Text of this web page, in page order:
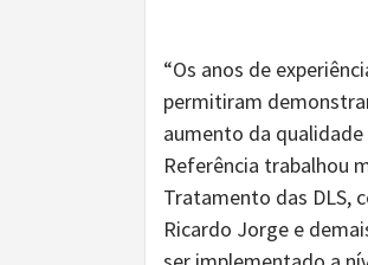
“Os anos de
permitiram
aumento da
Referência trabalhou
Tratamento das DLS,
Ricardo Jorge e